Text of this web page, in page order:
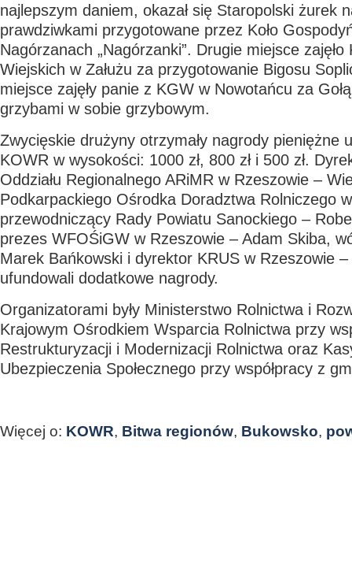
najlepszym daniem, okazał się Staropolski żurek
prawdziwkami przygotowane przez Koło
Nagórzanach „Nagórzanki”. Drugie miejsce zajęło
Wiejskich w Załużu za przygotowanie Bigosu
miejsce zajęły panie z KGW w Nowotańcu za
grzybami w sobie grzybowym.
Zwycięskie drużyny otrzymały nagrody pieniężne
KOWR w wysokości: 1000 zł, 800 zł i 500 zł.
Oddziału Regionalnego ARiMR w Rzeszowie –
Podkarpackiego Ośrodka Doradztwa Rolniczego
przewodniczący Rady Powiatu Sanockiego –
prezes WFOŚiGW w Rzeszowie – Adam Skiba,
Marek Bańkowski i dyrektor KRUS w Rzeszowie
ufundowali dodatkowe nagrody.
Organizatorami były Ministerstwo Rolnictwa i
Krajowym Ośrodkiem Wsparcia Rolnictwa przy
Restrukturyzacji i Modernizacji Rolnictwa oraz
Ubezpieczenia Społecznego przy współpracy z
Więcej o: KOWR, Bitwa regionów, Bukowsko,